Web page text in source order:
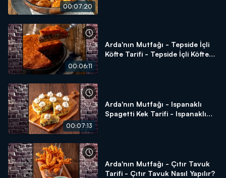
00:07:20
00:06:11
Arda'nın Mutfağı - Tepside İçli
Köfte Tarifi - Tepside İçli Köfte
00:07:13
Arda'nın Mutfağı - Ispanaklı
Spagetti Kek Tarifi - Ispanaklı
Arda'nın Mutfağı - Çıtır Tavuk
Tarifi - Çıtır Tavuk Nasıl Yapılır?